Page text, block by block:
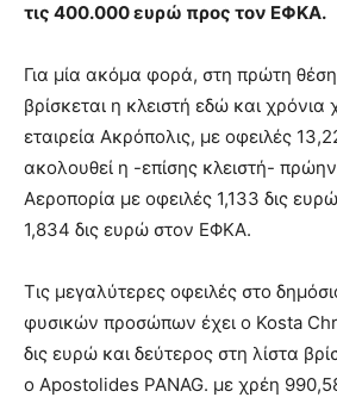
τις 400.000 ευρώ προς τον ΕΦΚΑ.
Για μία ακόμα φορά, στη πρώτη θέση
βρίσκεται η κλειστή εδώ και χρόνια
εταιρεία Ακρόπολις, με οφειλές
ακολουθεί η -επίσης κλειστή-
Αεροπορία με οφειλές 1,133 δις
1,834 δις ευρώ στον ΕΦΚΑ.
Τις μεγαλύτερες οφειλές στο
φυσικών προσώπων έχει ο Kosta
δις ευρώ και δεύτερος στη λίστα
ο Apostolides PANAG. με χρέη